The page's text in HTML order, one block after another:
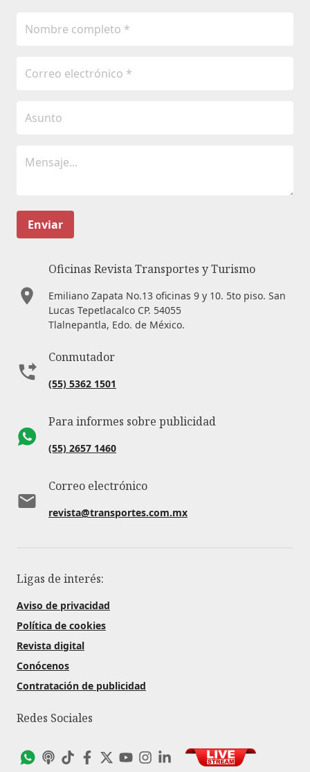
Enviar
Oficinas Revista Transportes y Turismo
Emiliano Zapata No.13 oficinas 9 y 10. 5to piso. San
Lucas Tepetlacalco CP. 54055
Tlalnepantla, Edo. de México.
Conmutador
(55) 5362 1501
Para informes sobre publicidad
(55) 2657 1460
Correo electrónico
revista@transportes.com.mx
Ligas de interés:
Aviso de privacidad
Política de cookies
Revista digital
Conócenos
Contratación de publicidad
Redes Sociales